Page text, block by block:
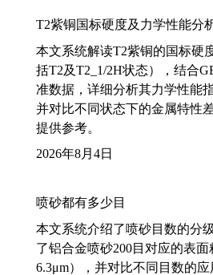
T2紫铜国标硬度及力学性能分
本文系统解读T2紫铜的国标硬
括T2及T2_1/2H状态），结合
准数据，详细分析其力学性能
并对比不同状态下的金属特性
提供参考。
2026年8月4日
喷砂都有多少目
本文系统介绍了喷砂目数的分
了铝合金喷砂200目对应的表面
6.3μm），并对比不同目数的